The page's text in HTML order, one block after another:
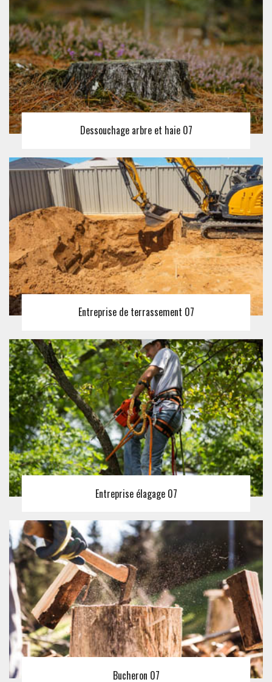
Dessouchage arbre et haie 07
Entreprise de terrassement 07
Entreprise élagage 07
Bucheron 07